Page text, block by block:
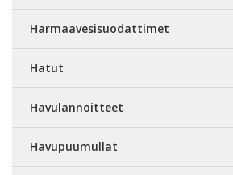
Harmaavesisuodattimet
Hatut
Havulannoitteet
Havupuumullat